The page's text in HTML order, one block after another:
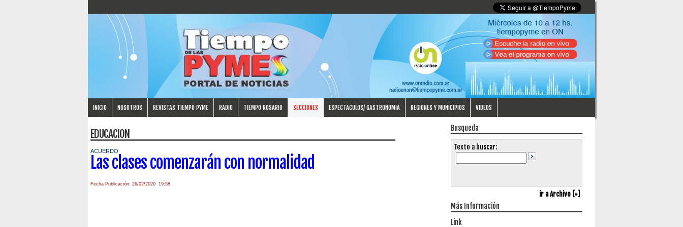
INICIO NOSOTROS REVISTAS TIEMPO PYME RADIO TIEMPO ROSARIO SECCIONES ESPECTACULOS/ GASTRONOMIA REGIONES Y MUNICIPIOS VIDEOS
EDUCACION
ACUERDO
Las clases comenzarán con normalidad
Fecha Publicación: 26/02/2020 19:58
Busqueda
Texto a buscar:
ir a Archivo [+]
Más Información
Link